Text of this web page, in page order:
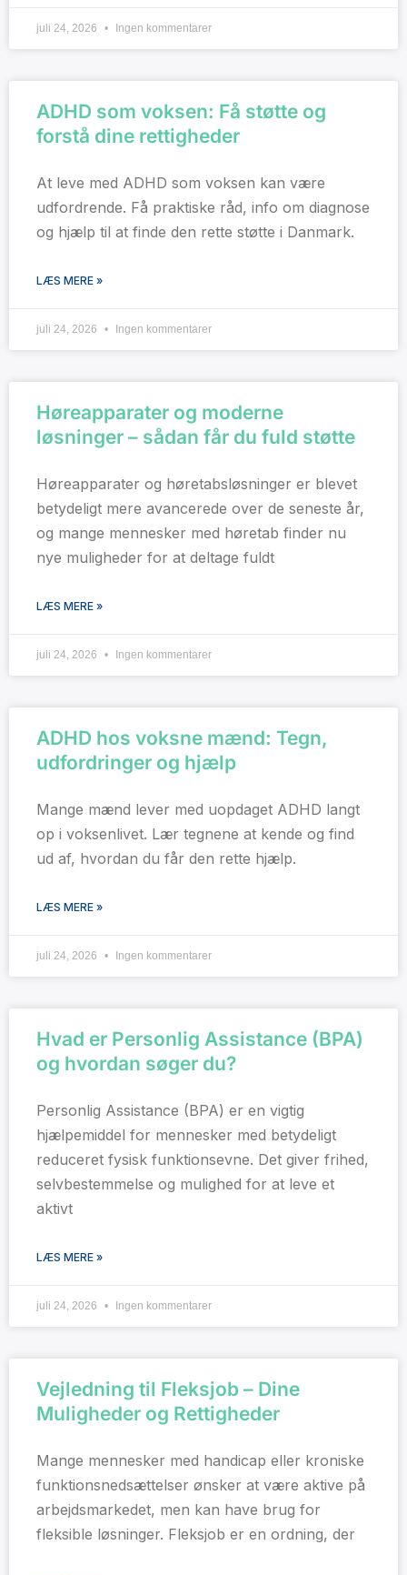
juli 24, 2026 Ingen kommentarer
ADHD som voksen: Få støtte og
forstå dine rettigheder
At leve med ADHD som voksen kan være
udfordrende. Få praktiske råd, info om diagnose
og hjælp til at finde den rette støtte i Danmark.
LÆS MERE »
juli 24, 2026 Ingen kommentarer
Høreapparater og moderne
løsninger – sådan får du fuld støtte
Høreapparater og høretabsløsninger er blevet
betydeligt mere avancerede over de seneste år,
og mange mennesker med høretab finder nu
nye muligheder for at deltage fuldt
LÆS MERE »
juli 24, 2026 Ingen kommentarer
ADHD hos voksne mænd: Tegn,
udfordringer og hjælp
Mange mænd lever med uopdaget ADHD langt
op i voksenlivet. Lær tegnene at kende og find
ud af, hvordan du får den rette hjælp.
LÆS MERE »
juli 24, 2026 Ingen kommentarer
Hvad er Personlig Assistance (BPA)
og hvordan søger du?
Personlig Assistance (BPA) er en vigtig
hjælpemiddel for mennesker med betydeligt
reduceret fysisk funktionsevne. Det giver frihed,
selvbestemmelse og mulighed for at leve et
aktivt
LÆS MERE »
juli 24, 2026 Ingen kommentarer
Vejledning til Fleksjob – Dine
Muligheder og Rettigheder
Mange mennesker med handicap eller kroniske
funktionsnedsættelser ønsker at være aktive på
arbejdsmarkedet, men kan have brug for
fleksible løsninger. Fleksjob er en ordning, der